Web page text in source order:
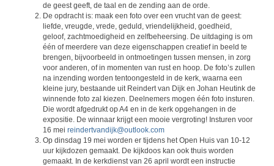
de geest geeft, de taal en de zending aan de orde.
De opdracht is: maak een foto over een vrucht van de geest:
liefde, vreugde, vrede, geduld, vriendelijkheid, goedheid,
geloof, zachtmoedigheid en zelfbeheersing. De uitdaging is om
één of meerdere van deze eigenschappen creatief in beeld te
brengen, bijvoorbeeld in ontmoetingen tussen mensen, in zorg
voor anderen, of in momenten van rust en hoop. De foto’s zullen
na inzending worden tentoongesteld in de kerk, waarna een
kleine jury, bestaande uit Reindert van Dijk en Johan Heutink de
winnende foto zal kiezen. Deelnemers mogen één foto insturen.
Die wordt afgedrukt op A4 en in de kerk opgehangen in de
expositie. De winnaar krijgt een mooie vergroting! Insturen voor
16 mei reindertvandijk@outlook.com
Op dinsdag 19 mei worden er tijdens het Open Huis van 10-12
uur kijkdozen gemaakt. De kijkdoos kan ook thuis worden
gemaakt. In de kerkdienst van 26 april wordt een instructie